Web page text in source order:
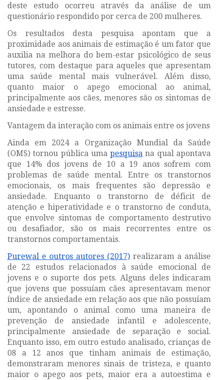
deste estudo ocorreu através da análise de um
questionário respondido por cerca de 200 mulheres.
Os resultados desta pesquisa apontam que a
proximidade aos animais de estimação é um fator que
auxilia na melhora do bem-estar psicológico de seus
tutores, com destaque para aqueles que apresentam
uma saúde mental mais vulnerável. Além disso,
quanto maior o apego emocional ao animal,
principalmente aos cães, menores são os sintomas de
ansiedade e estresse.
Vantagem da interação com os animais entre os jovens
Ainda em 2024 a Organização Mundial da Saúde
(OMS) tornou pública umapesquisa na qual apontava
que 14% dos jovens de 10 a 19 anos sofrem com
problemas de saúde mental. Entre os transtornos
emocionais, os mais frequentes são depressão e
ansiedade. Enquanto o transtorno de déficit de
atenção e hiperatividade e o transtorno de conduta,
que envolve sintomas de comportamento destrutivo
ou desafiador, são os mais recorrentes entre os
transtornos comportamentais.
Purewal e outros autores (2017) realizaram a análise
de 22 estudos relacionados à saúde emocional de
jovens e o suporte dos pets. Alguns deles indicaram
que jovens que possuíam cães apresentavam menor
índice de ansiedade em relação aos que não possuíam
um, apontando o animal como uma maneira de
prevenção de ansiedade infantil e adolescente,
principalmente ansiedade de separação e social.
Enquanto isso, em outro estudo analisado, crianças de
08 a 12 anos que tinham animais de estimação,
demonstraram menores sinais de tristeza, e quanto
maior o apego aos pets, maior era a autoestima e